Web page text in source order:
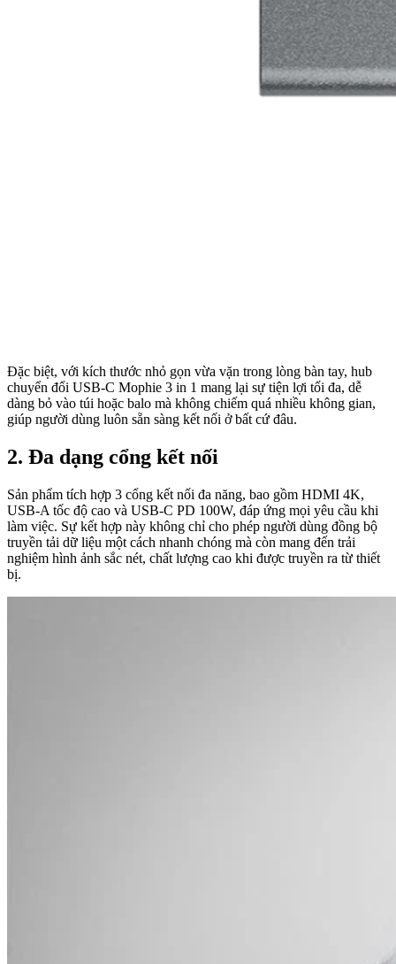
Đặc biệt, với kích thước nhỏ gọn vừa vặn trong lòng bàn tay, hub
chuyển đổi USB-C Mophie 3 in 1 mang lại sự tiện lợi tối đa, dễ
dàng bỏ vào túi hoặc balo mà không chiếm quá nhiều không gian,
giúp người dùng luôn sẵn sàng kết nối ở bất cứ đâu.
2. Đa dạng cổng kết nối
Sản phẩm tích hợp 3 cổng kết nối đa năng, bao gồm HDMI 4K,
USB-A tốc độ cao và USB-C PD 100W, đáp ứng mọi yêu cầu khi
làm việc. Sự kết hợp này không chỉ cho phép người dùng đồng bộ
truyền tải dữ liệu một cách nhanh chóng mà còn mang đến trải
nghiệm hình ảnh sắc nét, chất lượng cao khi được truyền ra từ thiết
bị.